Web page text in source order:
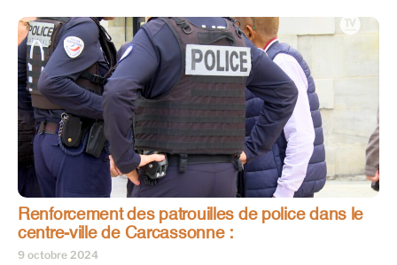
Renforcement des patrouilles de police dans le
centre-ville de Carcassonne :
9 octobre 2024